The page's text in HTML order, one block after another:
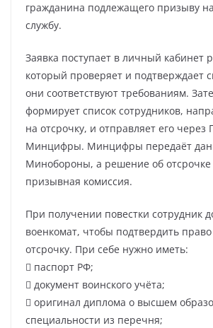
гражданина подлежащего призыву
службу.
Заявка поступает в личный кабинет
который проверяет и подтверждает
они соответствуют требованиям.
формирует список сотрудников,
на отсрочку, и отправляет его через
Минцифры. Минцифры передаёт
Минобороны, а решение об
призывная комиссия.
При получении повестки сотрудник
военкомат, чтобы подтвердить
отсрочку. При себе нужно иметь:
 паспорт РФ;
 документ воинского учёта;
 оригинал диплома о высшем
специальности из перечня;